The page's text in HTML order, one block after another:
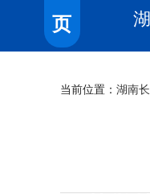
页
当前位置： 湖南